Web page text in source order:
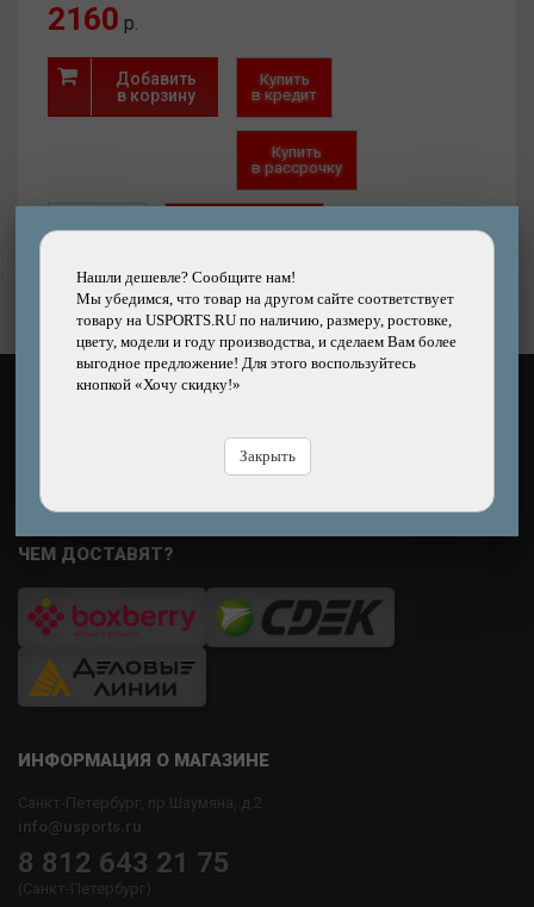
Характеристики
Толщина губки, мм.:
Основание:
2160 р.
Нашли дешевле? Сообщите нам!
Мы убедимся, что товар на другом сайте соответствует
товару на USPORTS.RU по наличию, размеру, ростовке,
цвету, модели и году производства, и сделаем Вам более
выгодное предложение! Для этого воспользуйтесь
кнопкой «Хочу скидку!»
Закрыть
Добавить
в корзину
Купить
в кредит
Купить
в рассрочку
ЧЕМ ДОСТАВЯТ?
ИНФОРМАЦИЯ О МАГАЗИНЕ
Санкт-Петербург, пр.Шаумяна, д.2
info@usports.ru
8 812 643 21 75
(Санкт-Петербург)